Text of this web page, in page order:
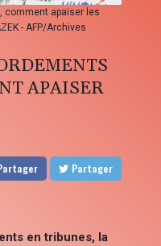
comment apaiser les
- AFP/Archives
APAISER
Partager
en tribunes, la